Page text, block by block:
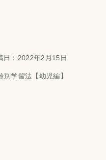
日：2022年2月15日
別学習法【幼児編】